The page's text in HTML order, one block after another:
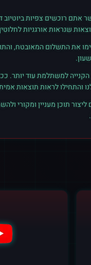
אתם רוכשים צפיותביוטיוב
שנראות אורגניות
את התשלום המאובטח,
למשתלמת עוד יותר.
תוכן מעניין